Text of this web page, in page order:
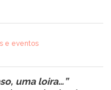
e eventos
uma loira…”